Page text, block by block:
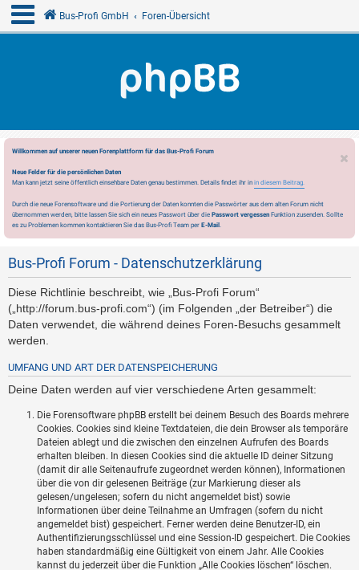
Bus-Profi GmbH Foren-Übersicht
Willkommen auf unserer neuen Forenplattform für das Bus-Profi Forum
Neue Felder für die persönlichen Daten
Man kann jetzt seine öffentlich einsehbare Daten genau bestimmen. Details findet ihr in in diesem Beitrag.
Durch die neue Forensoftware und die Portierung der Daten konnten die Passwörter aus dem alten Forum nicht
übernommen werden, bitte lassen Sie sich ein neues Passwort über die Passwort vergessen Funktion zusenden. Sollte
es zu Problemen kommen kontaktieren Sie das Bus-Profi Team per E-Mail.
Bus-Profi Forum - Datenschutzerklärung
Diese Richtlinie beschreibt, wie „Bus-Profi Forum“
(„http://forum.bus-profi.com“) (im Folgenden „der Betreiber“) die
Daten verwendet, die während deines Foren-Besuchs gesammelt
werden.
UMFANG UND ART DER DATENSPEICHERUNG
Deine Daten werden auf vier verschiedene Arten gesammelt:
Die Forensoftware phpBB erstellt bei deinem Besuch des Boards mehrere
Cookies. Cookies sind kleine Textdateien, die dein Browser als temporäre
Dateien ablegt und die zwischen den einzelnen Aufrufen des Boards
erhalten bleiben. In diesen Cookies sind die aktuelle ID deiner Sitzung
(damit dir alle Seitenaufrufe zugeordnet werden können), Informationen
über die von dir gelesenen Beiträge (zur Markierung dieser als
gelesen/ungelesen; sofern du nicht angemeldet bist) sowie
Informationen über deine Teilnahme an Umfragen (sofern du nicht
angemeldet bist) gespeichert. Ferner werden deine Benutzer-ID, ein
Authentifizierungsschlüssel und eine Session-ID gespeichert. Die Cookies
haben standardmäßig eine Gültigkeit von einem Jahr. Alle Cookies
kannst du jederzeit über die Funktion „Alle Cookies löschen“ löschen.